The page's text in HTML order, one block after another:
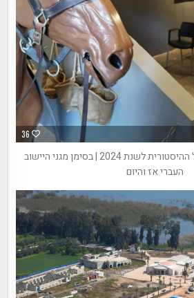
36
יום הנוטר במשטרת נהלל ההיסטורית לשנת 2024 | בסימן מגני היישוב
העברי אז והיום